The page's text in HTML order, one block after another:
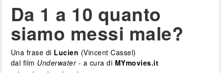
Da 1 a 10 quanto
siamo messi male?
Una frase di Lucien (Vincent Cassel)
dal film Underwater- a cura di MYmovies.it